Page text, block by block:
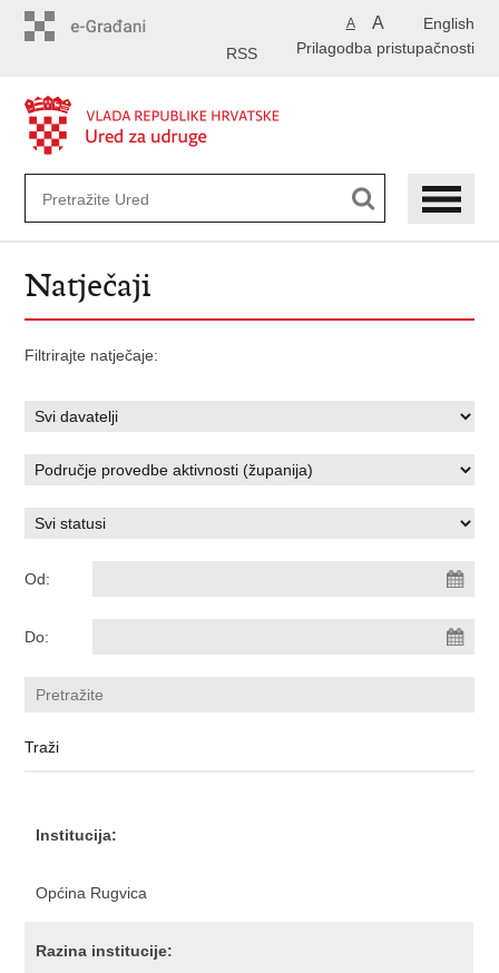
English
A A
Prilagodba pristupačnosti
RSS
Natječaji
Filtrirajte natječaje:
Od:
Do:
Institucija:
Općina Rugvica
Razina institucije: